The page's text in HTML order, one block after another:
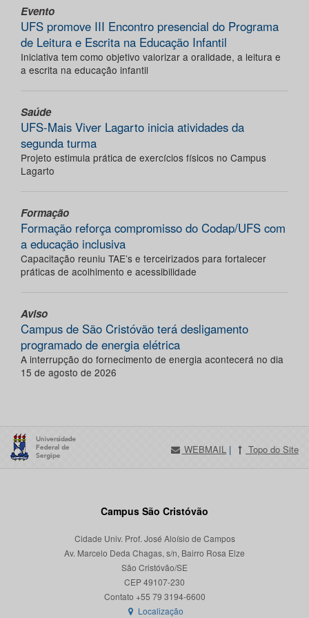
Evento
UFS promove III Encontro presencial do Programa
de Leitura e Escrita na Educação Infantil
Iniciativa tem como objetivo valorizar a oralidade, a leitura e
a escrita na educação infantil
Saúde
UFS-Mais Viver Lagarto inicia atividades da
segunda turma
Projeto estimula prática de exercícios físicos no Campus
Lagarto
Formação
Formação reforça compromisso do Codap/UFS com
a educação inclusiva
Capacitação reuniu TAE’s e terceirizados para fortalecer
práticas de acolhimento e acessibilidade
Aviso
Campus de São Cristóvão terá desligamento
programado de energia elétrica
A interrupção do fornecimento de energia acontecerá no dia
15 de agosto de 2026
WEBMAIL | Topo do Site
Campus São Cristóvão
Cidade Univ. Prof. José Aloísio de Campos
Av. Marcelo Deda Chagas, s/n, Bairro Rosa Elze
São Cristóvão/SE
CEP 49107-230
Localização